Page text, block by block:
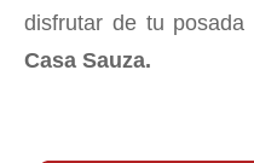
disfrutar de tu
Casa Sauza.